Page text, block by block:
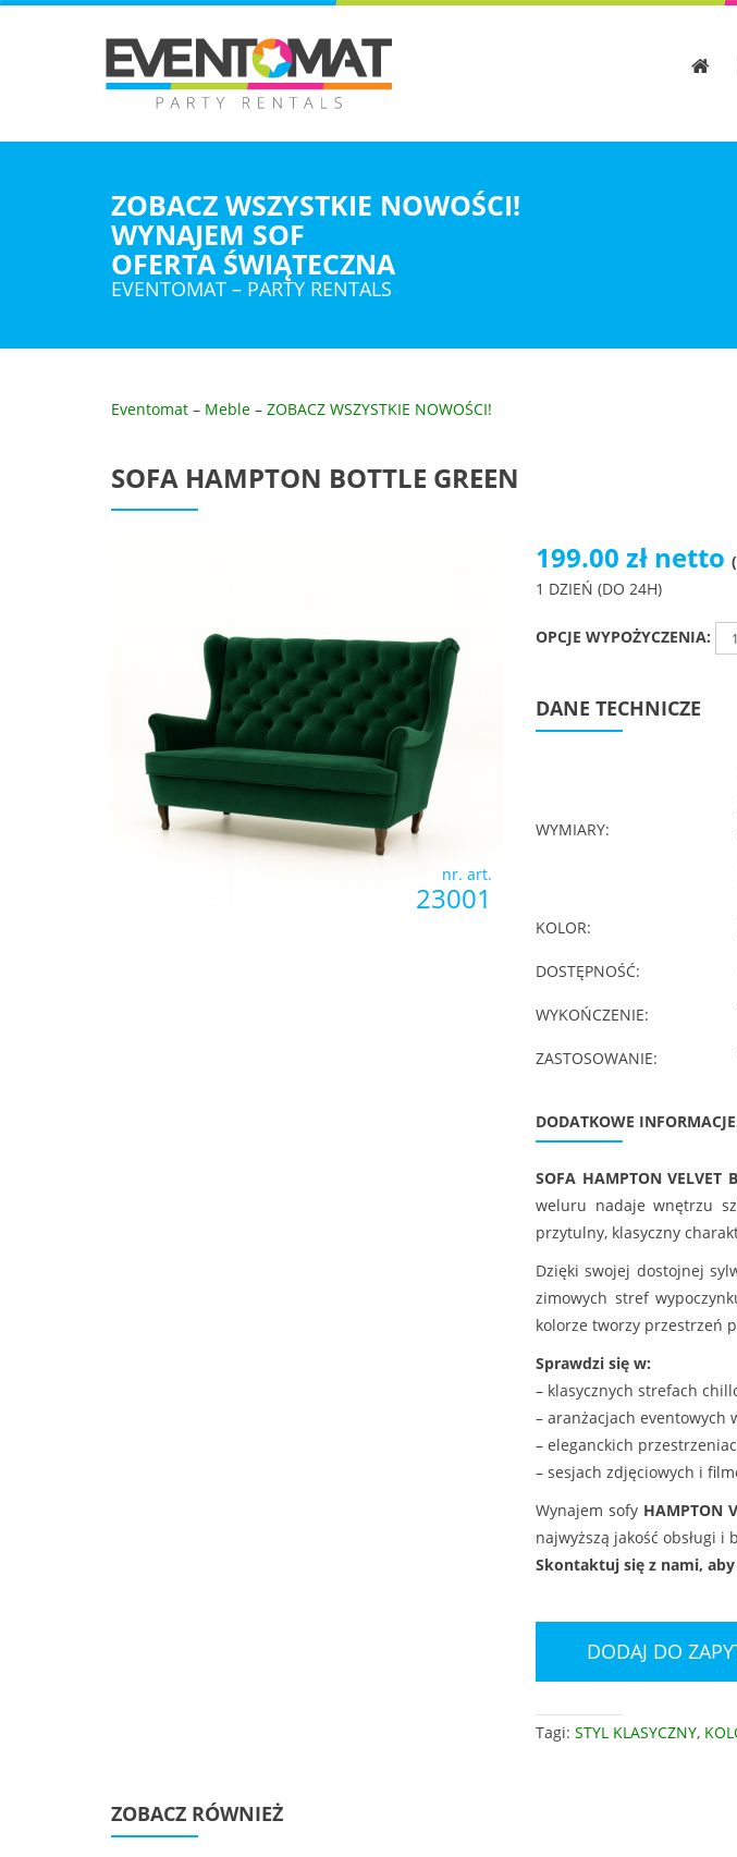
ZOBACZ WSZYSTKIE NOWOŚCI!
WYNAJEM SOF
OFERTA ŚWIĄTECZNA
EVENTOMAT – PARTY RENTALS
Eventomat – Meble – ZOBACZ WSZYSTKIE NOWOŚCI!
SOFA HAMPTON BOTTLE GREEN
nr. art.
23001
199.00 zł netto
1 DZIEŃ (DO 24H)
OPCJE WYPOŻYCZENIA:
DANE TECHNICZE
WYMIARY:
KOLOR:
DOSTĘPNOŚĆ:
WYKOŃCZENIE:
ZASTOSOWANIE:
DODATKOWE
SOFA HAMPTON VELVET
weluru nadaje wnętrzu
przytulny, klasyczny
Dzięki swojej dostojnej
zimowych stref
kolorze tworzy przestrzeń
Sprawdzi się w:
– klasycznych strefach
– aranżacjach eventowych
– eleganckich
– sesjach zdjęciowych i
Wynajem sofy HAMPTON
najwyższą jakość obsługi i
Skontaktuj się z nami,
DODAJ DO
Tagi: STYL KLASYCZNY,
ZOBACZ RÓWNIEŻ